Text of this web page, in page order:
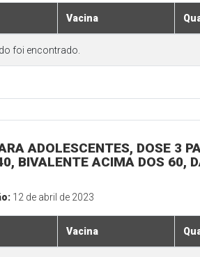
Vacina
foi encontrado.
ADOLESCENTES, DOSE 3
BIVALENTE ACIMA DOS 60,
12 de abril de 2023
Vacina